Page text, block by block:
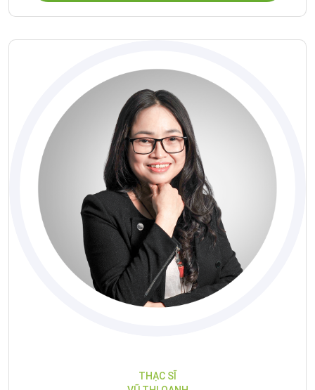
THẠC SĨ